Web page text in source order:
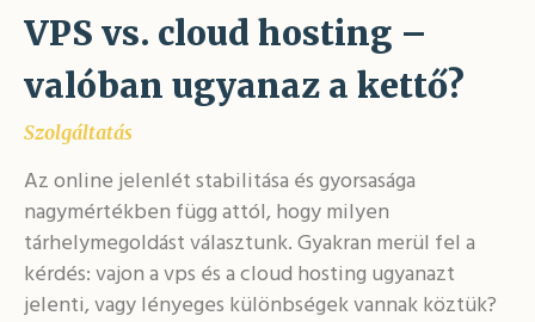
VPS vs. cloud hosting –
valóban ugyanaz a kettő?
Szolgáltatás
Az online jelenlét stabilitása és gyorsasága
nagymértékben függ attól, hogy milyen
tárhelymegoldást választunk. Gyakran merül fel a
kérdés: vajon a vps és a cloud hosting ugyanazt
jelenti, vagy lényeges különbségek vannak köztük?